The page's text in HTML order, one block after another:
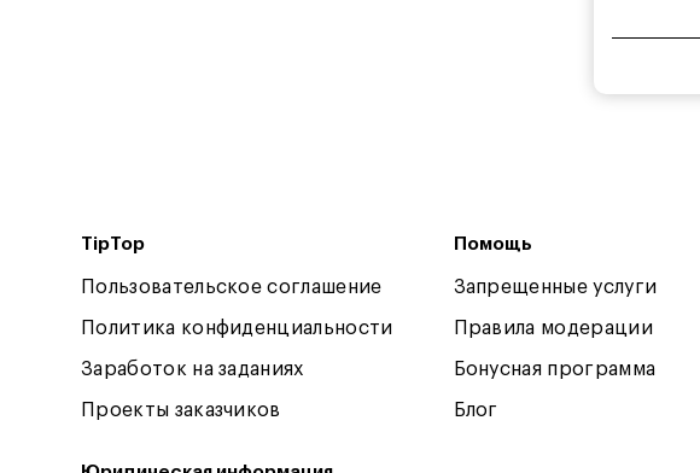
TipTop
Пользовательское соглашение
Политика конфиденциальности
Заработок на заданиях
Проекты заказчиков
Помощь
Запрещенные услуги
Правила модерации
Бонусная программа
Блог